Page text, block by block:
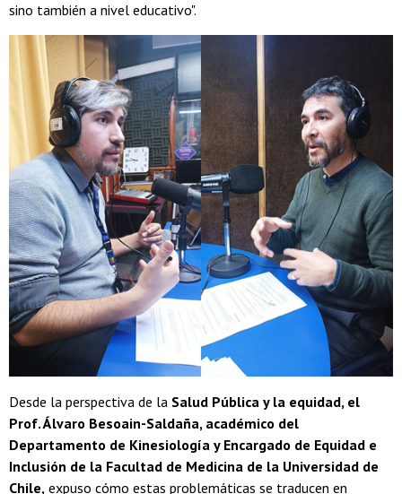
sino también a nivel educativo".
Desde la perspectiva de la Salud Pública y la equidad, el
Prof. Álvaro Besoain-Saldaña, académico del
Departamento de Kinesiología y Encargado de Equidad e
Inclusión de la Facultad de Medicina de la Universidad de
Chile, expuso cómo estas problemáticas se traducen en